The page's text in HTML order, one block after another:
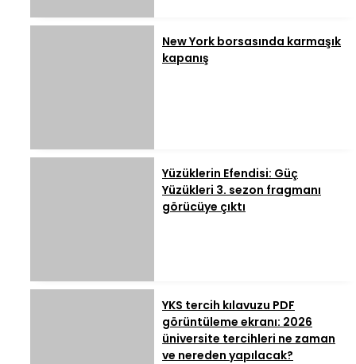
New York borsasında karmaşık
kapanış
Yüzüklerin Efendisi: Güç
Yüzükleri 3. sezon fragmanı
görücüye çıktı
YKS tercih kılavuzu PDF
görüntüleme ekranı: 2026
üniversite tercihleri ne zaman
ve nereden yapılacak?